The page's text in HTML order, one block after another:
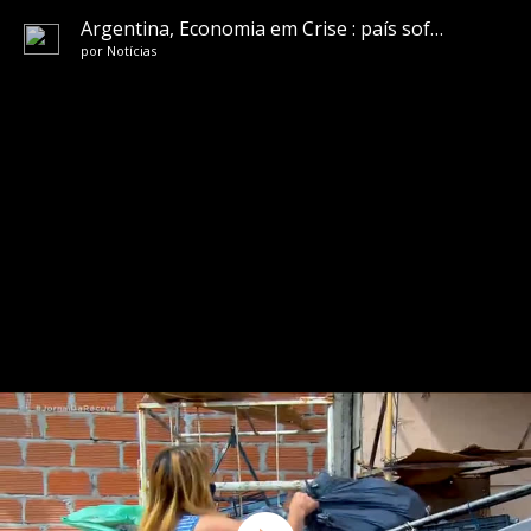
Argentina, Economia em Crise : país sofre com a pobreza herdada de governos populistas
por Notícias